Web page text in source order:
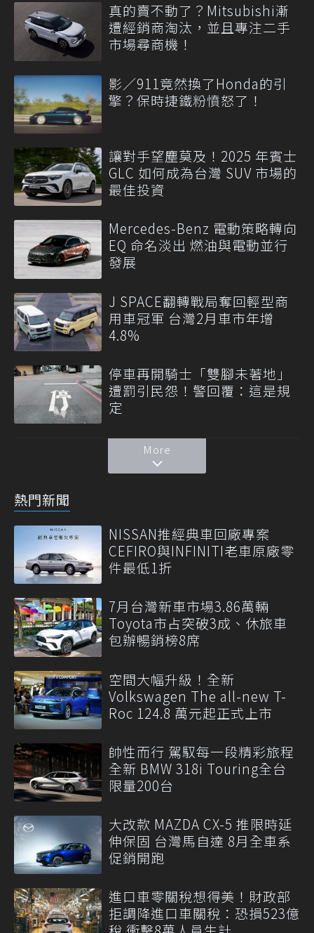
真的賣不動了？Mitsubishi漸
遭經銷商淘汰，並且專注二手
市場尋商機！
影／911竟然換了Honda的引
擎？保時捷鐵粉憤怒了！
讓對手望塵莫及！2025 年賓士
GLC 如何成為台灣 SUV 市場的
最佳投資
Mercedes-Benz 電動策略轉向
EQ 命名淡出 燃油與電動並行
發展
J SPACE翻轉戰局奪回輕型商
用車冠軍 台灣2月車市年增
4.8%
停車再開騎士「雙腳未著地」
遭罰引民怨！警回覆：這是規
定
More
熱門新聞
NISSAN推經典車回廠專案
CEFIRO與INFINITI老車原廠零
件最低1折
7月台灣新車市場3.86萬輛
Toyota市占突破3成、休旅車
包辦暢銷榜8席
空間大幅升級！全新
Volkswagen The all-new T-
Roc 124.8 萬元起正式上市
帥性而行 駕馭每一段精彩旅程
全新 BMW 318i Touring全台
限量200台
大改款 MAZDA CX-5 推限時延
伸保固 台灣馬自達 8月全車系
促銷開跑
進口車零關稅想得美！財政部
拒調降進口車關稅：恐損523億